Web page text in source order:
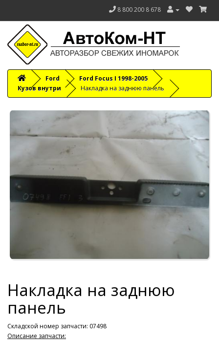
8 800 200 8 678
Ford
Ford Focus I 1998-2005
Кузов внутри
Накладка на заднюю панель
Накладка на заднюю
панель
Складской номер запчасти: 07498
Описание запчасти: